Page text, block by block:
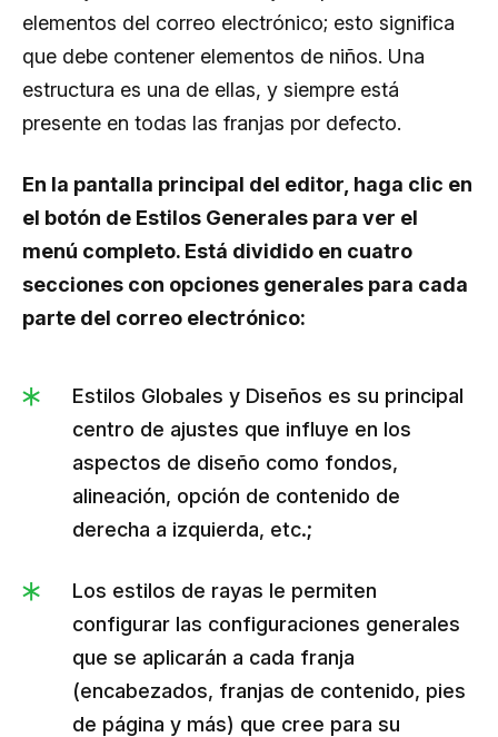
elementos del correo electrónico; esto significa
que debe contener elementos de niños. Una
estructura es una de ellas, y siempre está
presente en todas las franjas por defecto.
En la pantalla principal del editor, haga clic en
el botón de Estilos Generales para ver el
menú completo. Está dividido en cuatro
secciones con opciones generales para cada
parte del correo electrónico:
Estilos Globales y Diseños es su principal
centro de ajustes que influye en los
aspectos de diseño como fondos,
alineación, opción de contenido de
derecha a izquierda, etc.;
Los estilos de rayas le permiten
configurar las configuraciones generales
que se aplicarán a cada franja
(encabezados, franjas de contenido, pies
de página y más) que cree para su